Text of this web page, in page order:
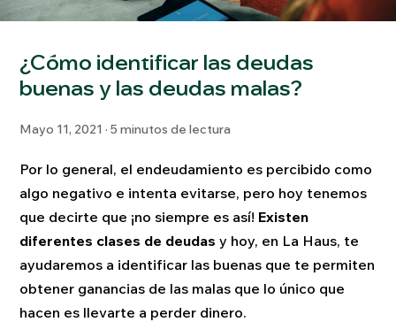
¿Cómo identificar las deudas
buenas y las deudas malas?
Mayo 11, 2021 · 5 minutos de lectura
Por lo general, el endeudamiento es percibido como
algo negativo e intenta evitarse, pero hoy tenemos
que decirte que ¡no siempre es así! Existen
diferentes clases de deudas y hoy, en La Haus, te
ayudaremos a identificar las buenas que te permiten
obtener ganancias de las malas que lo único que
hacen es llevarte a perder dinero.